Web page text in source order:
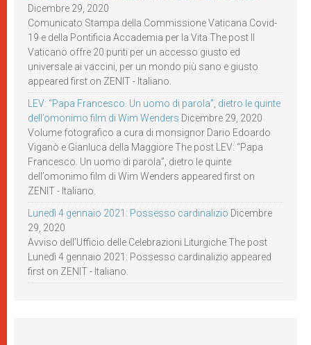
Dicembre 29, 2020
Comunicato Stampa della Commissione Vaticana Covid-
19 e della Pontificia Accademia per la Vita The post Il
Vaticano offre 20 punti per un accesso giusto ed
universale ai vaccini, per un mondo più sano e giusto
appeared first on ZENIT - Italiano.
LEV: “Papa Francesco. Un uomo di parola”, dietro le quinte
dell’omonimo film di Wim Wenders Dicembre 29, 2020
Volume fotografico a cura di monsignor Dario Edoardo
Viganò e Gianluca della Maggiore The post LEV: “Papa
Francesco. Un uomo di parola”, dietro le quinte
dell’omonimo film di Wim Wenders appeared first on
ZENIT - Italiano.
Lunedì 4 gennaio 2021: Possesso cardinalizio Dicembre
29, 2020
Avviso dell’Ufficio delle Celebrazioni Liturgiche The post
Lunedì 4 gennaio 2021: Possesso cardinalizio appeared
first on ZENIT - Italiano.